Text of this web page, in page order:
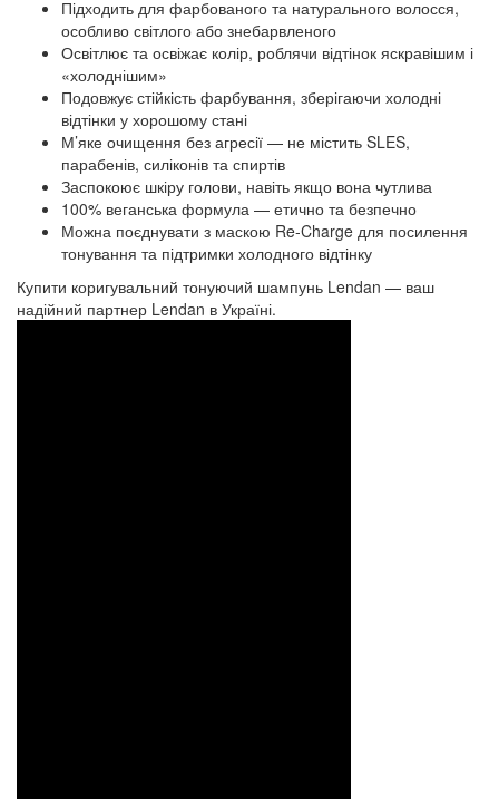
Підходить для фарбованого та натурального волосся,
особливо світлого або знебарвленого
Освітлює та освіжає колір, роблячи відтінок яскравішим і
«холоднішим»
Подовжує стійкість фарбування, зберігаючи холодні
відтінки у хорошому стані
М’яке очищення без агресії — не містить SLES,
парабенів, силіконів та спиртів
Заспокоює шкіру голови, навіть якщо вона чутлива
100% веганська формула — етично та безпечно
Можна поєднувати з маскою Re‑Charge для посилення
тонування та підтримки холодного відтінку
Купити коригувальний тонуючий шампунь Lendan — ваш
надійний партнер Lendan в Україні.